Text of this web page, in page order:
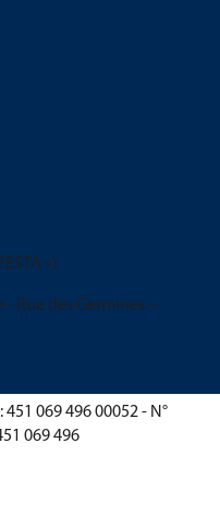
»)
Rue des Germines –
451 069 496 00052 - N°
069 496